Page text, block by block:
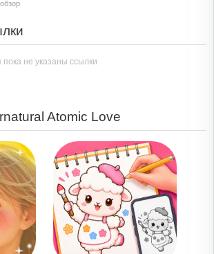
не указаны ссылки
Atomic Love